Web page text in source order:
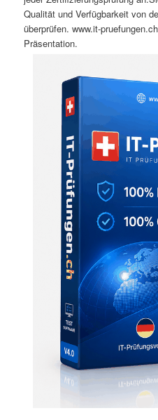
Qualität und Verfügbarkeit von
überprüfen. www.it-
Präsentation.